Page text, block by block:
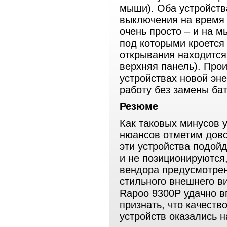
мыши). Оба
выключения на
очень просто – и на
под которыми
открывания
верхняя панель).
устройствах новой
работу без замены
Резюме
Как таковых минусов
нюансов отметим
эти устройства
и не
вендора
стильного внешнего
Rapoo 9300Р удачно
признать, что
устройств оказались